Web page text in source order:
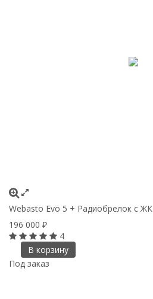
Webasto Evo 5 + Радиобрелок с ЖК
196 000 ₽
4
В корзину
Под заказ